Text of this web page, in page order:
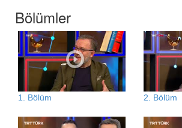
Bölümler
1. Bölüm 2. Bölüm